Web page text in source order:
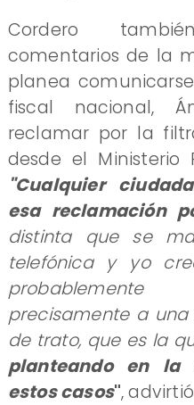
Cordero
comentarios de la
planea
fiscal nacional,
reclamar por la
desde el Ministerio
"Cualquier
esa reclamación
distinta que se
telefónica y yo
precisamente a
de trato, que es la
planteando en la
estos casos",